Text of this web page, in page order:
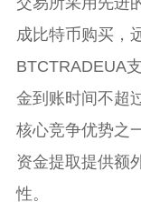
成比特币购买，
BTCTRADEUA
金到账时间不超
核心竞争优势之
资金提取提供额
性。